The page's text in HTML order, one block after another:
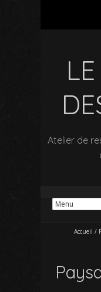
Atelier de
Accueil /